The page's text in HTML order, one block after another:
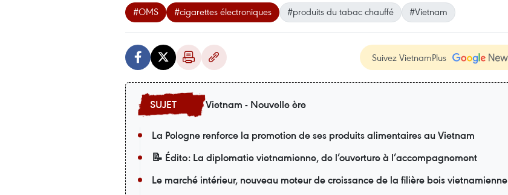
#OMS #cigarettes électroniques #produits du tabac chauffé #Vietnam
Suivez VietnamPlus
Vietnam - Nouvelle ère
La Pologne renforce la promotion de ses produits alimentaires au Vietnam
📝 Édito: La diplomatie vietnamienne, de l’ouverture à l’accompagnement
Le marché intérieur, nouveau moteur de croissance de la filière bois vietnamienne